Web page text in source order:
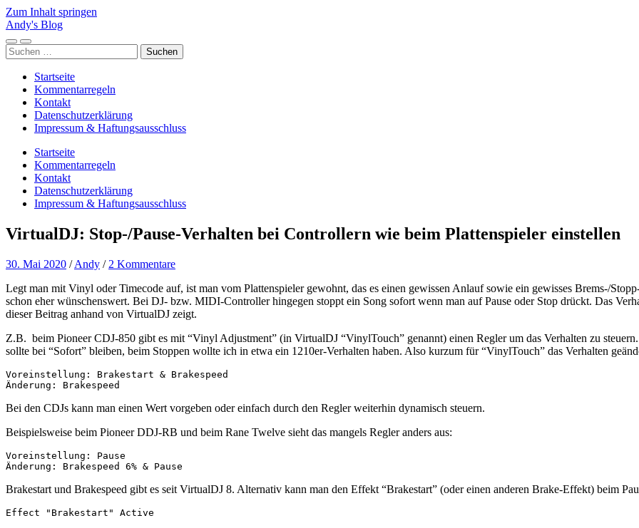
Zum Inhalt springen
Andy's Blog
Mobile-
Menü
Suchfeld
ein-/ausblenden
Suchen
nach:
Startseite
Kommentarregeln
Kontakt
Datenschutzerklärung
Impressum & Haftungsausschluss
Startseite
Kommentarregeln
Kontakt
Datenschutzerklärung
Impressum & Haftungsausschluss
VirtualDJ: Stop-/Pause-Verhalten bei Controllern wie beim Plattenspieler einstellen
30. Mai 2020 /Andy / 2 Kommentare
Legt man mit Vinyl oder Timecode auf, ist man vom Plattenspieler gewohnt, das es einen gewissen Anlauf sowie ein gewisses Brems-/
schon eher wünschenswert. Bei DJ- bzw. MIDI-Controller hingegen stoppt ein Song sofort wenn man auf Pause oder Stop drückt. Das
dieser Beitrag anhand von VirtualDJ zeigt.
Z.B. beim Pioneer CDJ-850 gibt es mit “Vinyl Adjustment” (in VirtualDJ “VinylTouch” genannt) einen Regler um das Verhalten zu
sollte bei “Sofort” bleiben, beim Stoppen wollte ich in etwa ein 1210er-Verhalten haben. Also kurzum für “VinylTouch” das Verhalten
Voreinstellung: Brakestart & Brakespeed
Änderung: Brakespeed
Bei den CDJs kann man einen Wert vorgeben oder einfach durch den Regler weiterhin dynamisch steuern.
Beispielsweise beim Pioneer DDJ-RB und beim Rane Twelve sieht das mangels Regler anders aus:
Voreinstellung: Pause
Änderung: Brakespeed 6% & Pause
Brakestart und Brakespeed gibt es seit VirtualDJ 8. Alternativ kann man den Effekt “Brakestart” (oder einen anderen Brake-Effekt) beim
Effect "Brakestart" Active